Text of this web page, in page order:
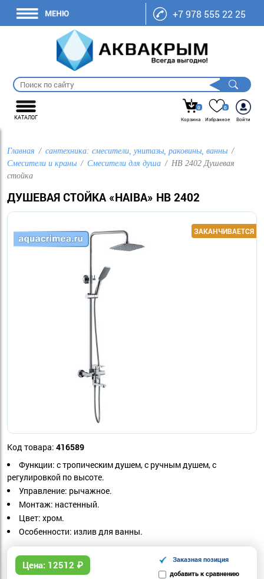
+7 978 555 22 25
КАТАЛОГ
0
Корзина
0
Избранное
Войти
Главная
сантехника: смесители, унитазы, раковины, ванны
Смесители и краны
Смесители для душа
HB 2402 Душевая
стойка
ДУШЕВАЯ СТОЙКА «HAIBA» HB 2402
Код товара: 416589
Функции: с тропическим душем, с ручным душем, с
регулировкой по высоте.
Управление: рычажное.
Монтаж: настенный.
Цвет: хром.
Особенности: излив для ванны.
Цена: 12512 ₽
Заказная позиция
добавить к сравнению